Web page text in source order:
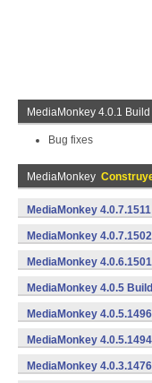
MediaMonkey 4.0.1
Bug fixes
MediaMonkey
MediaMonkey
MediaMonkey
MediaMonkey
MediaMonkey 4.0.5
MediaMonkey
MediaMonkey
MediaMonkey